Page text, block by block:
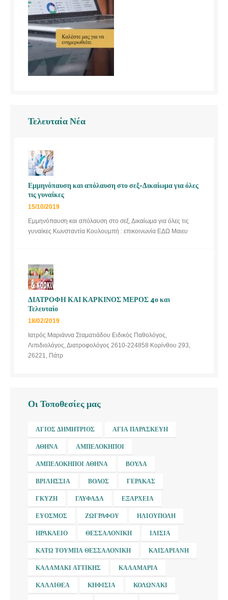
Τελευταία Νέα
Εμμηνόπαυση και απόλαυση στο σεξ-Δικαίωμα για όλες
τις γυναίκες
15/10/2019
Εμμηνόπαυση και απόλαυση στο σεξ, Δικαίωμα για όλες τις
γυναίκες Κωνσταντία Κουλουμπή : επικοινωνία ΕΔΩ Μαιευ
ΔΙΑΤΡΟΦΗ ΚΑΙ ΚΑΡΚΙΝΟΣ ΜΕΡΟΣ 4ο και
Τελευταίο
18/02/2019
Ιατρός Μαριάννα Σταματιάδου Ειδικός Παθολόγος,
Λιπιδιολόγος, Διατροφολόγος 2610-224858 Κορίνθου 293,
26221, Πάτρ
Οι Τοποθεσίες μας
ΆΓΙΟΣ ΔΗΜΉΤΡΙΟΣ ΑΓΊΑ ΠΑΡΑΣΚΕΥΉ
ΑΘΉΝΑ ΑΜΠΕΛΌΚΗΠΟΙ
ΑΜΠΕΛΌΚΗΠΟΙ ΑΘΉΝΑ ΒΟΎΛΑ
ΒΡΙΛΉΣΣΙΑ ΒΌΛΟΣ ΓΈΡΑΚΑΣ
ΓΚΎΖΗ ΓΛΥΦΆΔΑ ΕΞΆΡΧΕΙΑ
ΕΎΟΣΜΟΣ ΖΩΓΡΆΦΟΥ ΗΛΙΟΎΠΟΛΗ
ΗΡΆΚΛΕΙΟ ΘΕΣΣΑΛΟΝΊΚΗ ΙΛΊΣΙΑ
ΚΆΤΩ ΤΟΎΜΠΑ ΘΕΣΣΑΛΟΝΊΚΗ ΚΑΙΣΑΡΙΑΝΉ
ΚΑΛΑΜΆΚΙ ΑΤΤΙΚΉΣ ΚΑΛΑΜΑΡΙΆ
ΚΑΛΛΙΘΈΑ ΚΗΦΙΣΙΆ ΚΟΛΩΝΆΚΙ